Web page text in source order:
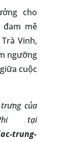
cho
mê
Vinh,
ngưỡng
cuộc
của
tại
trung-